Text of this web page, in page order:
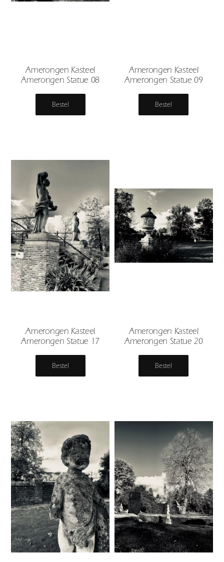
Amerongen Kasteel
Amerongen Statue 08
Bestel
Amerongen Kasteel
Amerongen Statue 09
Bestel
Amerongen Kasteel
Amerongen Statue 17
Bestel
Amerongen Kasteel
Amerongen Statue 20
Bestel